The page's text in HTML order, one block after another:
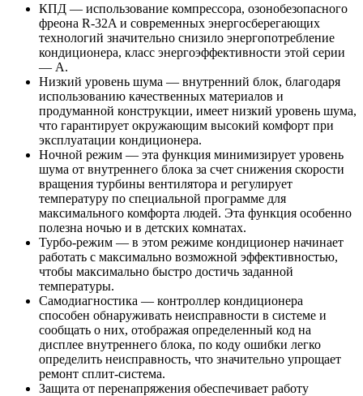
КПД — использование компрессора, озонобезопасного
фреона R-32A и современных энергосберегающих
технологий значительно снизило энергопотребление
кондиционера, класс энергоэффективности этой серии
— А.
Низкий уровень шума — внутренний блок, благодаря
использованию качественных материалов и
продуманной конструкции, имеет низкий уровень шума,
что гарантирует окружающим высокий комфорт при
эксплуатации кондиционера.
Ночной режим — эта функция минимизирует уровень
шума от внутреннего блока за счет снижения скорости
вращения турбины вентилятора и регулирует
температуру по специальной программе для
максимального комфорта людей. Эта функция особенно
полезна ночью и в детских комнатах.
Турбо-режим — в этом режиме кондиционер начинает
работать с максимально возможной эффективностью,
чтобы максимально быстро достичь заданной
температуры.
Самодиагностика — контроллер кондиционера
способен обнаруживать неисправности в системе и
сообщать о них, отображая определенный код на
дисплее внутреннего блока, по коду ошибки легко
определить неисправность, что значительно упрощает
ремонт сплит-система.
Защита от перенапряжения обеспечивает работу